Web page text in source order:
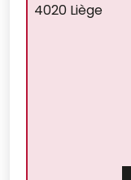
4020 Liège